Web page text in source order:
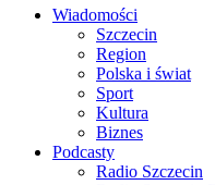
Wiadomości
Szczecin
Region
Polska i świat
Sport
Kultura
Biznes
Podcasty
Radio Szczecin